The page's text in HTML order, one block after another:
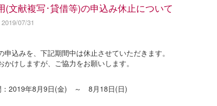
(文献複写･貸借等)の申込み休止について
07/31
申込みを、下記期間中は休止させていただきます。
かけしますが、ご協力をお願いします。
：2019年8月9日(金) ～ 8月18日(日)